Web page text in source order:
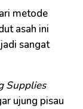
metode
asah ini
sangat
Supplies
ujung pisau